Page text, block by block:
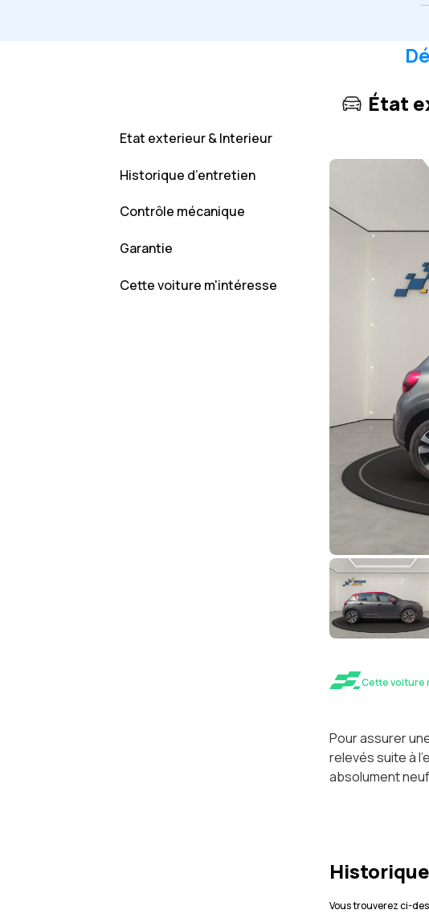
Etat exterieur & Interieur
Historique d’entretien
Contrôle mécanique
Garantie
Cette voiture m'intéresse
État
Cette voiture
Pour assurer
relevés suite à
absolument
Vous trouverez ci-